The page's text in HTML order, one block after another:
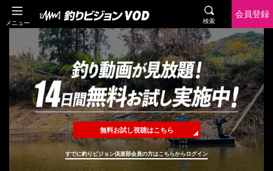
メニュー 検索
会員登録
無料お試し視聴はこちら
すでに釣りビジョン倶楽部会員の方はこちらからログイン